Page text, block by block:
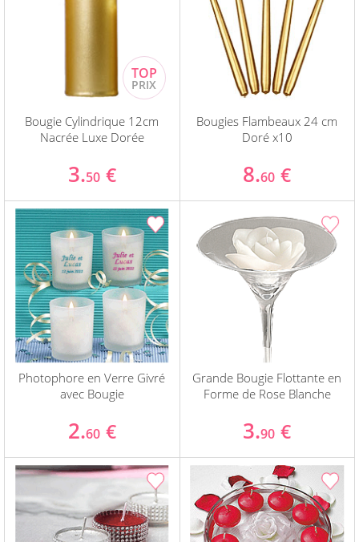
Bougie Cylindrique 12cm
Nacrée Luxe Dorée
3.50 €
Bougies Flambeaux 24 cm
Doré x10
8.60 €
Photophore en Verre Givré
avec Bougie
2.60 €
Grande Bougie Flottante en
Forme de Rose Blanche
3.90 €